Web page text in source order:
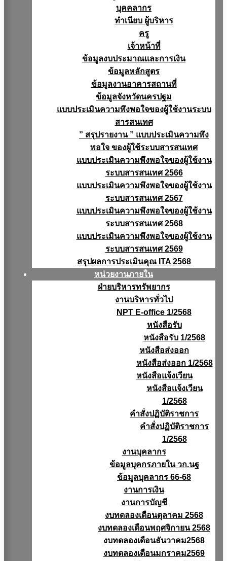
บุคคลากร
ทำเนียบ ผู้บริหาร
ครู
เจ้าหน้าที่
ข้อมูลงบประมาณเเละการเงิน
ข้อมูลหลักสูตร
ข้อมูลงานอาคารสถานที่
ข้อมูลจังหวัดนครปฐม
แบบประเมินความพึงพอใจของผู้ใช้งานระบบ
สารสนเทศ
” สรุปรายงาน ” แบบประเมินความพึง
พอใจ ของผู้ใช้ระบบสารสนเทศ
แบบประเมินความพึงพอใจของผู้ใช้งาน
ระบบสารสนเทศ 2566
แบบประเมินความพึงพอใจของผู้ใช้งาน
ระบบสารสนเทศ 2567
แบบประเมินความพึงพอใจของผู้ใช้งาน
ระบบสารสนเทศ 2568
แบบประเมินความพึงพอใจของผู้ใช้งาน
ระบบสารสนเทศ 2569
สรุปผลการประเมินคุณ ITA 2568
หน่วยงานภายใน
ฝ่ายบริหารทรัพยากร
งานบริหารทั่วไป
NPT E-office 1/2568
หนังสือรับ
หนังสือรับ 1/2568
หนังสือส่งออก
หนังสือส่งออก 1/2568
หนังสือแจ้งเวียน
หนังสือเเจ้งเวียน
1/2568
คำสั่งปฏิบัติราชการ
คำสั่งปฏิบัติราชการ
1/2568
งานบุคลากร
ข้อมูลบุคกรภายใน วก.นฐ
ข้อมูลบุคลากร 66-68
งานการเงิน
งานการบัญชี
งบทดลองเดือนตุลาคม 2568
งบทดลองเดือนพฤศจิกายน 2568
งบทดลองเดือนธันวาคม2568
งบทดลองเดือนมกราคม2569